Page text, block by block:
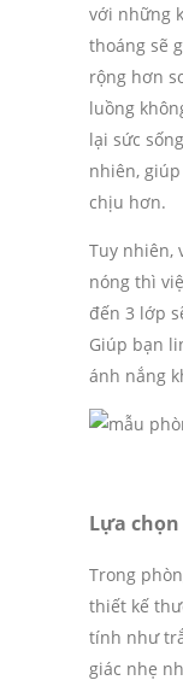
với những
thoáng sẽ
rộng hơn
luồng
lại sức
nhiên,
chịu hơn.
Tuy nhiên,
nóng thì
đến 3 lớp
Giúp bạn
ánh nắng
Lựa
Trong
thiết kế
tính như
giác nhẹ